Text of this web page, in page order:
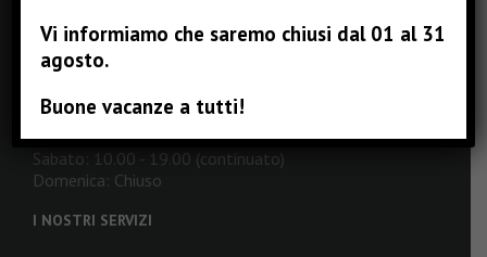
Lunedì: 16.00 - 19.00
Martedì: 10.00 - 19.00 (continuato)
Mercoledì: 10.00 - 19.00 (continuato)
Giovedì: 10.00 - 19.00 (continuato)
Venerdì: 10.00 - 19.00 (continuato)
Sabato: 10.00 - 19.00 (continuato)
Domenica: Chiuso
I NOSTRI SERVIZI
Vi informiamo che saremo chiusi dal 01 al 31
agosto.
Buone vacanze a tutti!